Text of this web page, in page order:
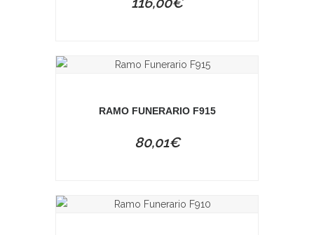
RAMO FUNERARIO F915
80,01€